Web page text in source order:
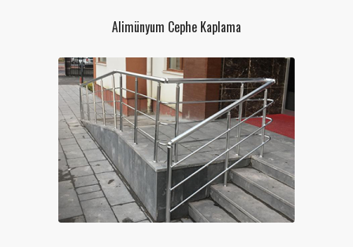
Alimünyum Cephe Kaplama